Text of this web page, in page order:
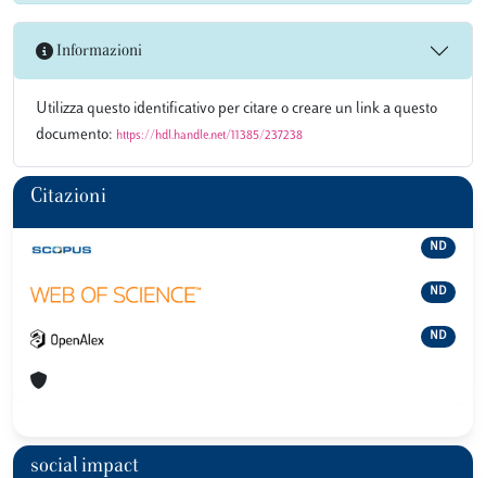
Informazioni
Utilizza questo identificativo per citare o creare un link a questo
documento: https://hdl.handle.net/11385/237238
Citazioni
ND
ND
ND
social impact